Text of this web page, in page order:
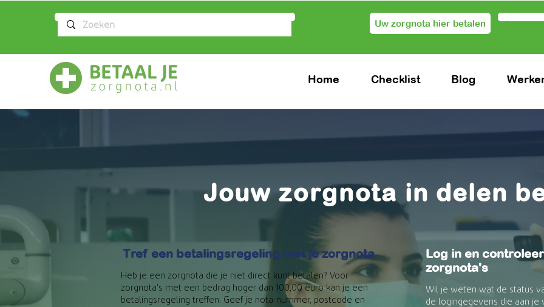
Uw zorgnota hier betalen Voor
Home Checklist Blog
Jouwzorgnota in delen
Tref een betalingsregeling met je zorgnota
Heb je een zorgnota die je niet direct kunt betalen? Voor
zorgnota's met een bedrag hoger dan 100,00 euro kan je een
betalingsregeling treffen. Geef je nota-nummer, postcode en
Log in en
zorgnota's
Wil je weten wat de status
de logingegevens die aan je